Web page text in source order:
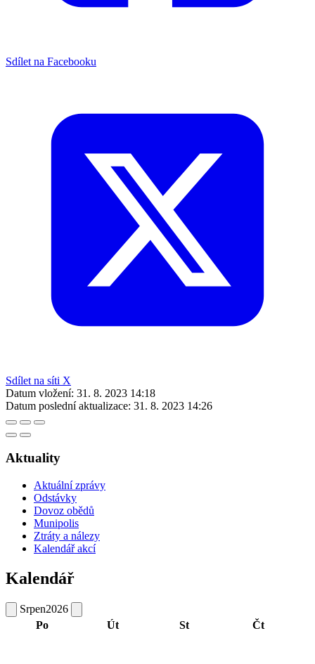
Sdílet na Facebooku
Sdílet na síti X
Datum vložení: 31. 8. 2023 14:18
Datum poslední aktualizace: 31. 8. 2023 14:26
Aktuality
Aktuální zprávy
Odstávky
Dovoz obědů
Munipolis
Ztráty a nálezy
Kalendář akcí
Kalendář
Srpen2026
Po
Út St Čt